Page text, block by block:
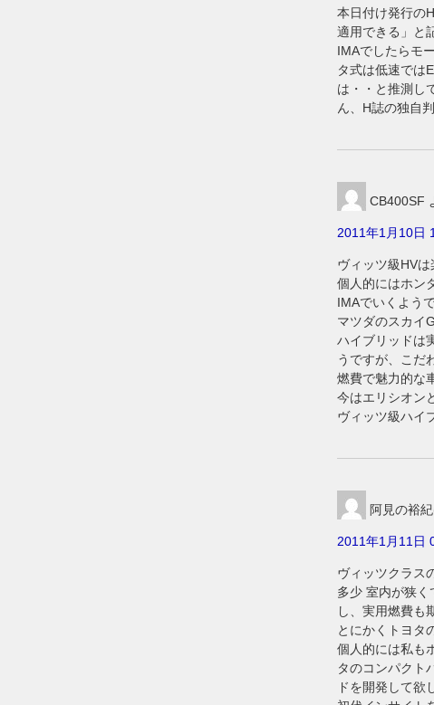
本日付け発行の
適用できる」と
IMAでしたらモ
タ式は低速では
は・・と推測し
ん、H誌の独自
CB400SF
2011年1月10日
ヴィッツ級HVは
個人的にはホン
IMAでいくよう
マツダのスカイ
ハイブリッドは
うですが、こだ
燃費で魅力的な
今はエリシオン
ヴィッツ級ハイ
阿見の裕
2011年1月11日
ヴィッツクラス
多少 室内が狭
し、実用燃費も
とにかくトヨタ
個人的には私も
タのコンパクト
ドを開発して欲